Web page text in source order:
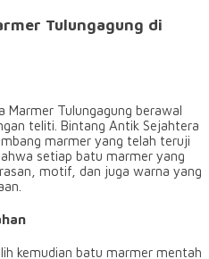
Tulungagung di
Marmer Tulungagung berawal
teliti. Bintang Antik Sejahtera
marmer yang telah teruji
setiap batu marmer yang
motif, dan juga warna yang
kemudian batu marmer mentah